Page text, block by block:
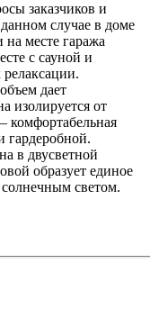
заказчиков и
случае в доме
на месте гаража
с сауной и
дает
изолируется от
комфортабельная
гардеробной.
в двусветной
образует единое
светом.